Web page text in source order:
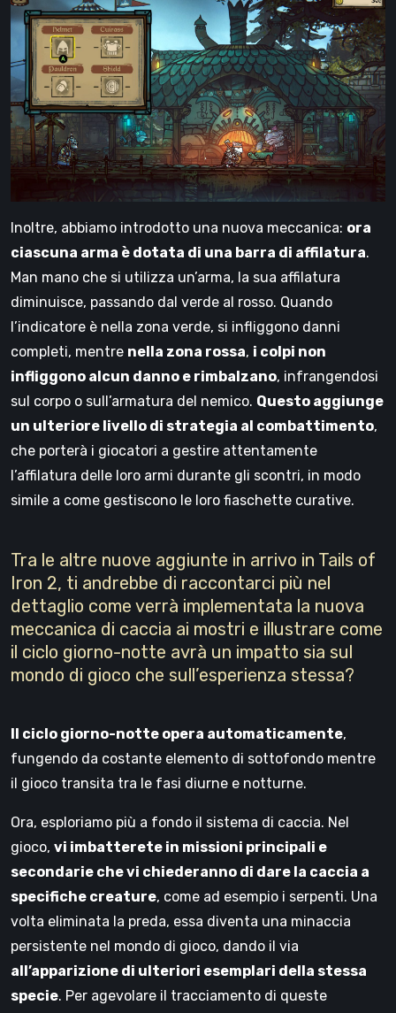
Inoltre, abbiamo introdotto una nuova meccanica: ora
ciascuna arma è dotata di una barra di affilatura.
Man mano che si utilizza un’arma, la sua affilatura
diminuisce, passando dal verde al rosso. Quando
l’indicatore è nella zona verde, si infliggono danni
completi, mentre nella zona rossa, i colpi non
infliggono alcun danno e rimbalzano, infrangendosi
sul corpo o sull’armatura del nemico. Questo aggiunge
un ulteriore livello di strategia al combattimento,
che porterà i giocatori a gestire attentamente
l’affilatura delle loro armi durante gli scontri, in modo
simile a come gestiscono le loro fiaschette curative.
Tra le altre nuove aggiunte in arrivo in Tails of
Iron 2, ti andrebbe di raccontarci più nel
dettaglio come verrà implementata la nuova
meccanica di caccia ai mostri e illustrare come
il ciclo giorno-notte avrà un impatto sia sul
mondo di gioco che sull’esperienza stessa?
Il ciclo giorno-notte opera automaticamente,
fungendo da costante elemento di sottofondo mentre
il gioco transita tra le fasi diurne e notturne.
Ora, esploriamo più a fondo il sistema di caccia. Nel
gioco, vi imbatterete in missioni principali e
secondarie che vi chiederanno di dare la caccia a
specifiche creature, come ad esempio i serpenti. Una
volta eliminata la preda, essa diventa una minaccia
persistente nel mondo di gioco, dando il via
all’apparizione di ulteriori esemplari della stessa
specie. Per agevolare il tracciamento di queste